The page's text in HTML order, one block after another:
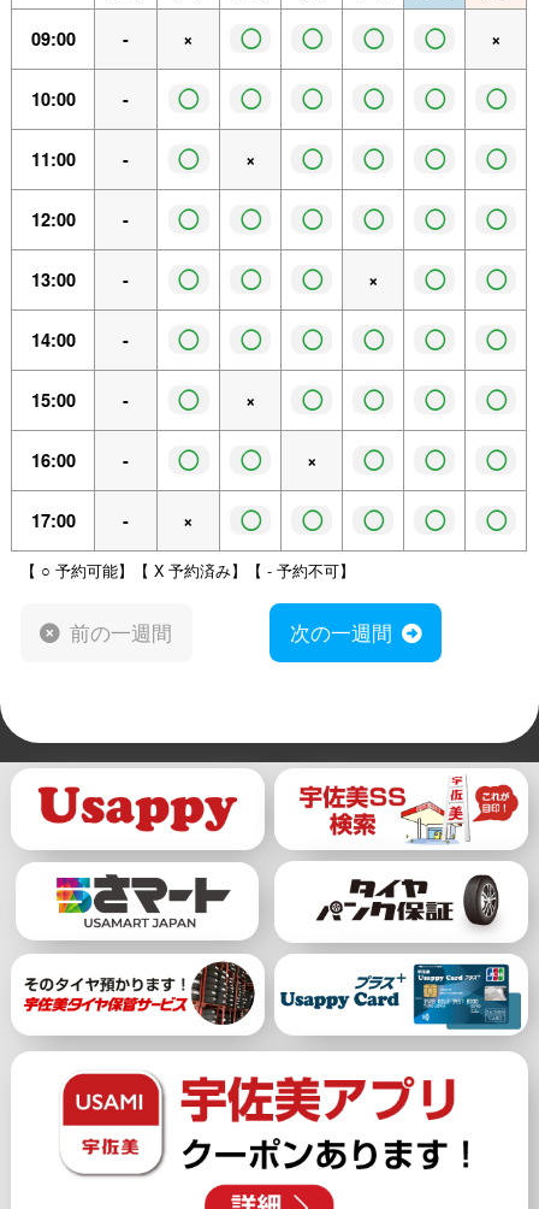
09:00 - × ◯ ◯ ◯ ◯ ×
10:00 - ◯ ◯ ◯ ◯ ◯ ◯
11:00 - ◯ × ◯ ◯ ◯ ◯
12:00 - ◯ ◯ ◯ ◯ ◯ ◯
13:00 - ◯ ◯ ◯ × ◯ ◯
14:00 - ◯ ◯ ◯ ◯ ◯ ◯
15:00 - ◯ × ◯ ◯ ◯ ◯
16:00 - ◯ ◯ × ◯ ◯ ◯
17:00 - × ◯ ◯ ◯ ◯ ◯
【 ○ 予約可能】【 X 予約済み】【 - 予約不可】
前の一週間 次の一週間